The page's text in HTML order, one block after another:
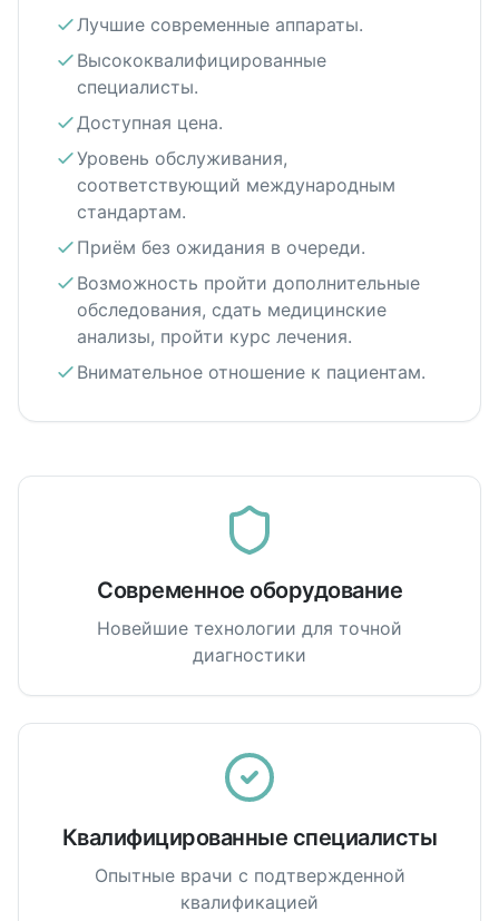
Лучшие современные аппараты.
Высококвалифицированные
специалисты.
Доступная цена.
Уровень обслуживания,
соответствующий международным
стандартам.
Приём без ожидания в очереди.
Возможность пройти дополнительные
обследования, сдать медицинские
анализы, пройти курс лечения.
Внимательное отношение к пациентам.
Современное оборудование
Новейшие технологии для точной
диагностики
Квалифицированные специалисты
Опытные врачи с подтвержденной
квалификацией